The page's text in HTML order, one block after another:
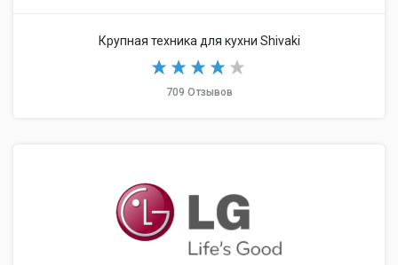
Крупная техника для кухни Shivaki
709 Отзывов